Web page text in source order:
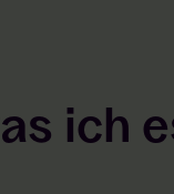
ich